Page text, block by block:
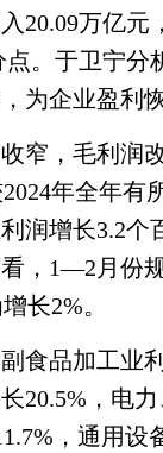
20.09万亿元
。于卫宁分
为企业盈利
窄，毛利润
年全年有
润增长3.2个
，1—2月份
长2%。
食品加工业
20.5%，电
，通用设